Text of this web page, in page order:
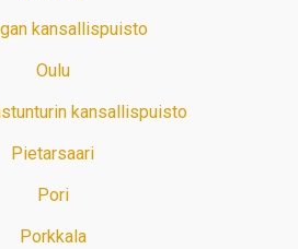
kansallispuisto
Oulu
kansallispuisto
Pietarsaari
Pori
Porkkala